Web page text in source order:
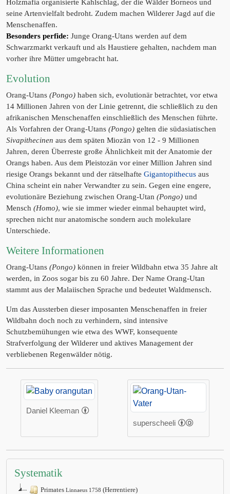
Holzmafia organisierte Kahlschlag, der die Wälder Borneos und
seine Artenvielfalt bedroht. Zudem machen Wilderer Jagd auf die
Menschenaffen.
Besonders perfide: Junge Orang-Utans werden auf dem
Schwarzmarkt verkauft und als Haustiere gehalten, nachdem man
vorher ihre Mütter umgebracht hat.
Evolution
Orang-Utans (Pongo) haben sich, evolutionär betrachtet, vor etwa
14 Millionen Jahren von der Linie getrennt, die schließlich zu den
afrikanischen Menschenaffen einschließlich des Menschen führte.
Als Vorfahren der Orang-Utans (Pongo) gelten die südasiatischen
Sivapithecinen aus dem späten Miozän von 12 - 9 Millionen
Jahren, deren Überreste große Ähnlichkeit mit der Anatomie der
Orangs haben. Aus dem Pleistozän vor einer Million Jahren sind
riesige Orangs bekannt und der rätselhafte Gigantopithecus aus
China scheint ein naher Verwandter zu sein. Gegen eine engere,
evolutionäre Beziehung zwischen Orang-Utan (Pongo) und
Mensch (Homo), wie sie immer wieder einmal behauptet wird,
sprechen nicht nur anatomische sondern auch molekulare
Unterschiede.
Weitere Informationen
Orang-Utans (Pongo) können in freier Wildbahn etwa 35 Jahre alt
werden, in Zoos sogar bis zu 60 Jahre. Der Name Orang-Utan
stammt aus der Malaiischen Sprache und bedeutet Waldmensch.
Um das Aussterben dieser imposanten Menschenaffen in freier
Wildbahn doch noch zu verhindern, sind intensive
Schutzbemühungen wie etwa des WWF, konsequente
Strafverfolgung der Wilderer und aktives Management der
verbliebenen Regenwälder nötig.
Daniel Kleeman
superscheeli
Systematik
Primates Linnaeus 1758 (Herrentiere)